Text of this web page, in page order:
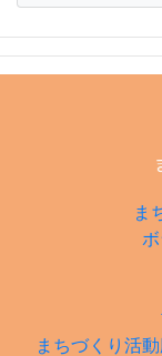
ま
まちづくり活